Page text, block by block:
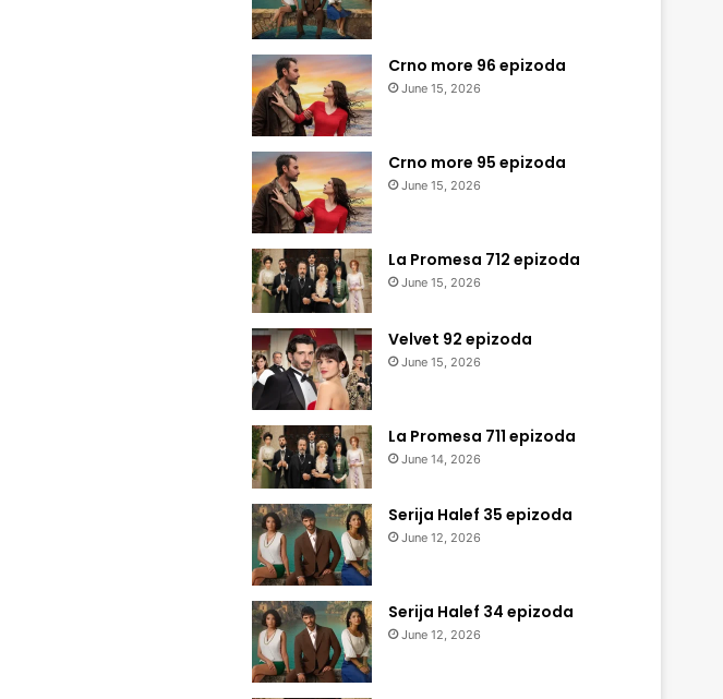
Crno more 96 epizoda
June 15, 2026
Crno more 95 epizoda
June 15, 2026
La Promesa 712 epizoda
June 15, 2026
Velvet 92 epizoda
June 15, 2026
La Promesa 711 epizoda
June 14, 2026
Serija Halef 35 epizoda
June 12, 2026
Serija Halef 34 epizoda
June 12, 2026